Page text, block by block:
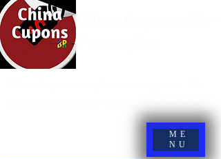
ME
NU